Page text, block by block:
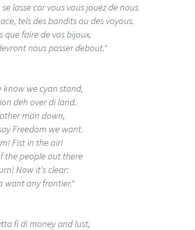
lasse car vous vous jouez de nous
tels des bandits ou des voyous.
que faire de vos bijoux,
nous passer debout."
know we cyan stand,
deh over di land.
man down,
Freedom we want.
Fist in the air!
the people out there
Now it's clear:
want any frontier."
fi di money and lust,